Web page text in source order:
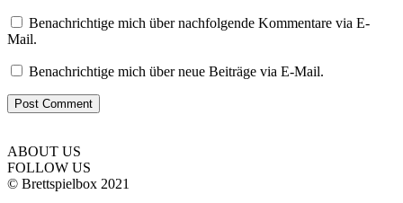
Benachrichtige mich über nachfolgende Kommentare via E-
Mail.
Benachrichtige mich über neue Beiträge via E-Mail.
ABOUT US
FOLLOW US
© Brettspielbox 2021